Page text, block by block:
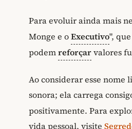
Para evoluir ainda mais
Monge e oExecutivo", que
podemreforçarvalores
Ao considerar esse nome
sonora; ela carrega
positivamente. Para
vida pessoal, visite